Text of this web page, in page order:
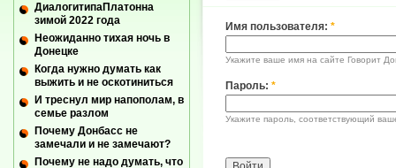
Имя пользователя: *
Укажите ваше имя на сайте Говорит
Пароль: *
Укажите пароль, соответствующий
ДиалогитипаПлатонна
зимой 2022 года
Неожиданно тихая ночь в
Донецке
Когда нужно думать как
выжить и не оскотиниться
И треснул мир напополам, в
семье разлом
Почему Донбасс не
замечали и не замечают?
Почему не надо думать, что